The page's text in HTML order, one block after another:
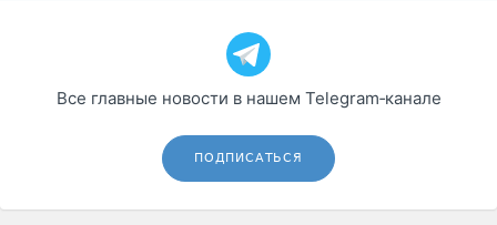
Все главные новости в нашем Telegram‑канале
ПОДПИСАТЬСЯ